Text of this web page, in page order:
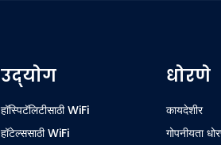
उद्योग
हॉस्पिटॅलिटीसाठी WiFi
हॉटेल्ससाठी WiFi
धोरणे
कायदेशीर
गोपनीयता